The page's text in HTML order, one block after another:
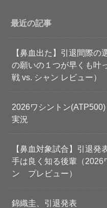
最近の記事
【鼻血出た】引退間際
の願いの１つが早くも叶
戦 vs. シャン レビュー）
2026ワシントン
実況
【鼻血対象試合】引退
手は良く知る後輩（
ン プレビュー）
錦織圭、引退発表